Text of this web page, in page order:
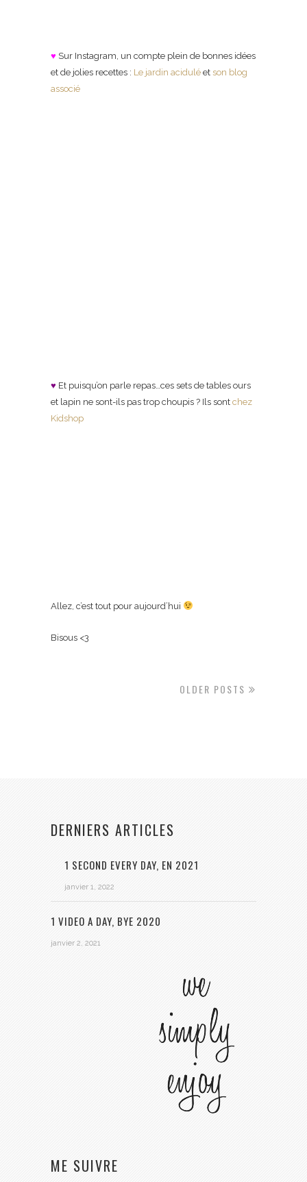
♥ Sur Instagram, un compte plein de bonnes idées
et de jolies recettes : Le jardin acidulé et son blog
associé
♥ Et puisqu’on parle repas…ces sets de tables ours
et lapin ne sont-ils pas trop choupis ? Ils sont chez
Kidshop
Allez, c’est tout pour aujourd’hui
Bisous <3
OLDER POSTS
DERNIERS ARTICLES
1 SECOND EVERY DAY, EN 2021
janvier 1, 2022
1 VIDEO A DAY, BYE 2020
janvier 2, 2021
ME SUIVRE